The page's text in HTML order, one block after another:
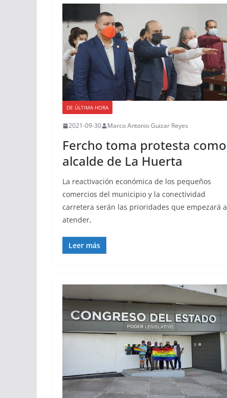
DE ÚLTIMA HORA
2021-09-30 Marco Antonio Guizar Reyes
Fercho toma protesta como
alcalde de La Huerta
La reactivación económica de los pequeños
comercios del municipio y la conectividad
carretera serán las prioridades que empezará a
atender,
Leer más